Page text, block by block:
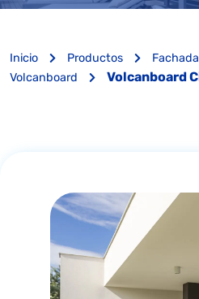
Inicio Productos
Volcanboard
Volcanboard